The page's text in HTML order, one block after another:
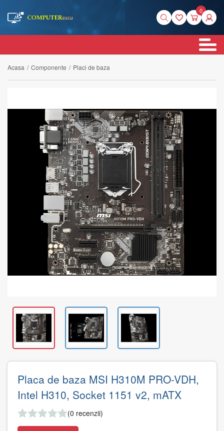
0
Acasa / Componente / Placi de baza
Placa de baza MSI H310M PRO-VDH,
Intel H310, Socket 1151 v2, mATX
(0 recenzii)